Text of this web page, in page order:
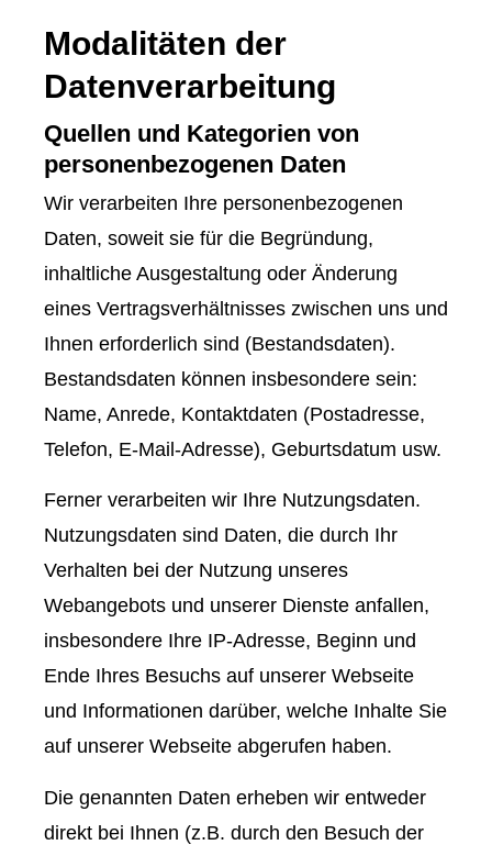
Modalitäten der
Datenverarbeitung
Quellen und Kategorien von
personenbezogenen Daten
Wir verarbeiten Ihre personenbezogenen
Daten, soweit sie für die Begründung,
inhaltliche Ausgestaltung oder Änderung
eines Vertragsverhältnisses zwischen uns und
Ihnen erforderlich sind (Bestandsdaten).
Bestandsdaten können insbesondere sein:
Name, Anrede, Kontaktdaten (Postadresse,
Telefon, E-Mail-Adresse), Geburts­datum usw.
Ferner verarbeiten wir Ihre Nutzungsdaten.
Nutzungsdaten sind Daten, die durch Ihr
Verhalten bei der Nutzung unseres
Webangebots und unserer Dienste anfallen,
insbesondere Ihre IP-Adresse, Beginn und
Ende Ihres Besuchs auf unserer Webseite
und Informationen darüber, welche Inhalte Sie
auf unserer Webseite abgerufen haben.
Die genannten Daten erheben wir entweder
direkt bei Ihnen (z.B. durch den Besuch der